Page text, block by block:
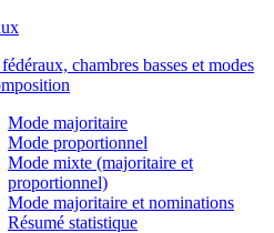
chambres basses et modes
Mode majoritaire
Mode proportionnel
Mode mixte (majoritaire et
proportionnel)
Mode majoritaire et nominations
Résumé statistique